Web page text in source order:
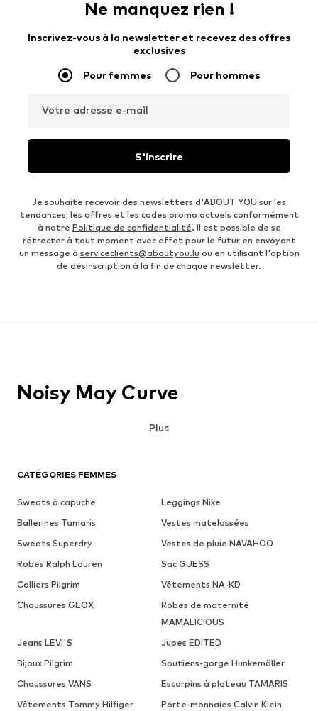
Ne manquez rien !
Inscrivez-vous à la newsletter et recevez des offres
exclusives
Pour femmes Pour hommes
Votre adresse e-mail
S'inscrire
Je souhaite recevoir des newsletters d'ABOUT YOU sur les
tendances, les offres et les codes promo actuels conformément
à notre Politique de confidentialité. Il est possible de se
rétracter à tout moment avec effet pour le futur en envoyant
un message à serviceclients@aboutyou.lu ou en utilisant l'option
de désinscription à la fin de chaque newsletter.
CATÉGORIES FEMMES
Sweats à capuche
Leggings Nike
Ballerines Tamaris
Vestes matelassées
Sweats Superdry
Vestes de pluie NAVAHOO
Robes Ralph Lauren
Sac GUESS
Colliers Pilgrim
Vêtements NA-KD
Chaussures GEOX
Robes de maternité
MAMALICIOUS
Jeans LEVI'S
Jupes EDITED
Bijoux Pilgrim
Soutiens-gorge Hunkemöller
Chaussures VANS
Escarpins à plateau TAMARIS
Vêtements Tommy Hilfiger
Porte-monnaies Calvin Klein
Noisy May Curve
Plus